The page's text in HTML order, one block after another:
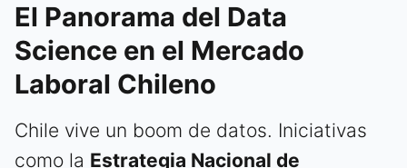
El Panorama del Data
Science en el Mercado
Laboral Chileno
Chile vive un boom de datos. Iniciativas
como la Estrategia Nacional de